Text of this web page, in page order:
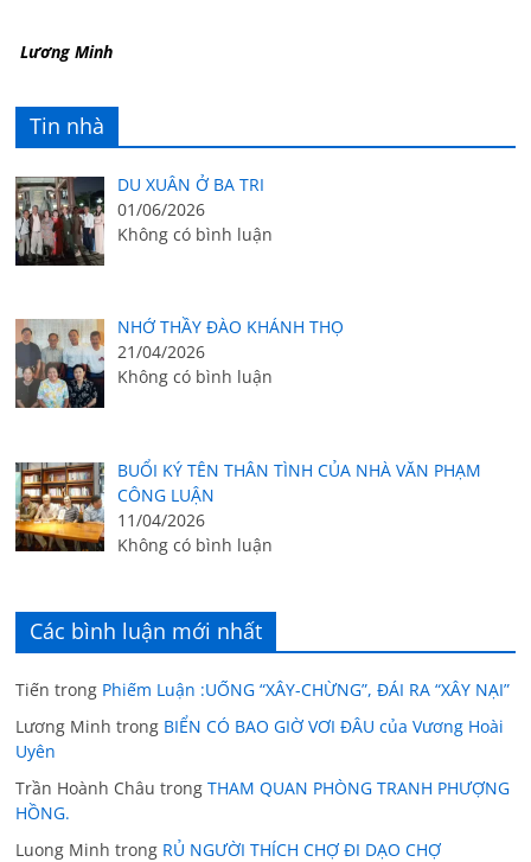
Lương Minh
Tin nhà
DU XUÂN Ở BA TRI
01/06/2026
Không có bình luận
NHỚ THẦY ĐÀO KHÁNH THỌ
21/04/2026
Không có bình luận
BUỔI KÝ TÊN THÂN TÌNH CỦA NHÀ VĂN PHẠM
CÔNG LUẬN
11/04/2026
Không có bình luận
Các bình luận mới nhất
Tiến trong Phiếm Luận :UỐNG “XÂY-CHỪNG”, ĐÁI RA “XÂY NẠI”
Lương Minh trong BIỂN CÓ BAO GIỜ VƠI ĐÂU của Vương Hoài
Uyên
Trần Hoành Châu trongTHAM QUAN PHÒNG TRANH PHƯỢNG
HỒNG.
Luong Minh trong RỦ NGƯỜI THÍCH CHỢ ĐI DẠO CHỢ